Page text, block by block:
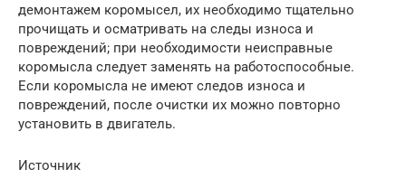
демонтажем коромысел, их необходимо тщательно
прочищать и осматривать на следы износа и
повреждений; при необходимости неисправные
коромысла следует заменять на работоспособные.
Если коромысла не имеют следов износа и
повреждений, после очистки их можно повторно
установить в двигатель.
Источник